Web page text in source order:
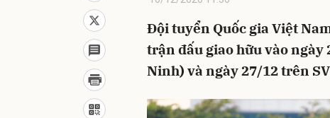
Đội tuyển Quốc gia Việt
trận đấu giao hữu vào ngày
Ninh) và ngày 27/12 trên